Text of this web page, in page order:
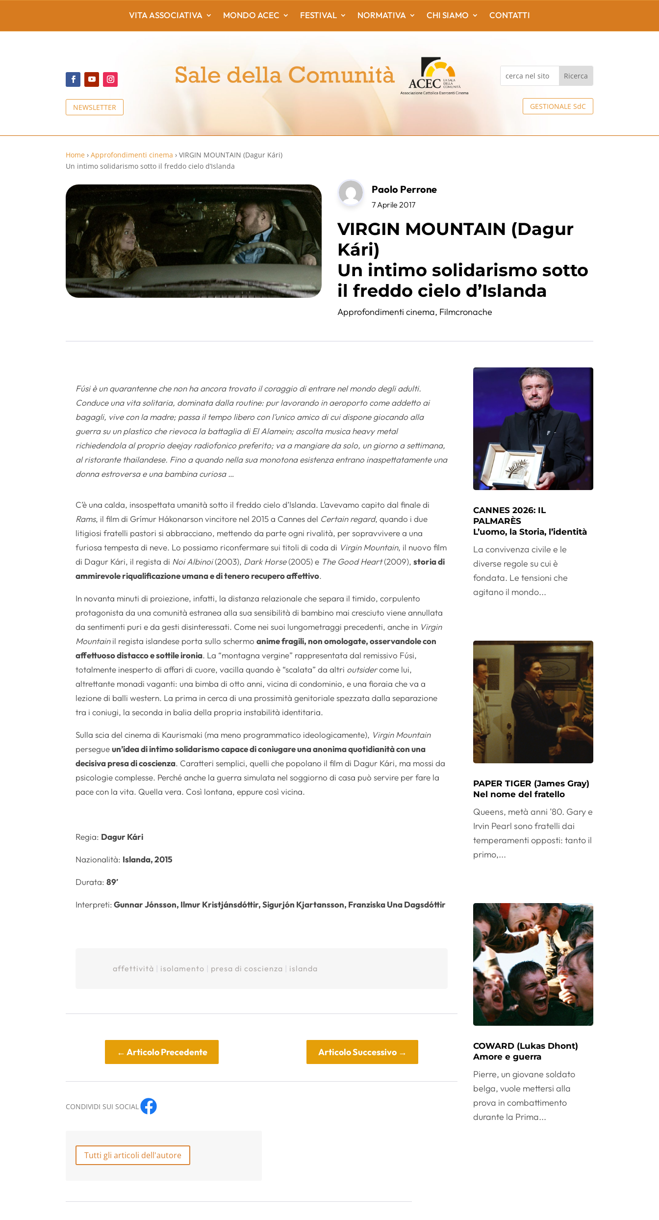
NEWSLETTER GESTIONALE SdC
VITA ASSOCIATIVA MONDO ACEC FESTIVAL NORMATIVA CHI SIAMO CONTATTI
Home › Approfondimenti cinema › VIRGIN MOUNTAIN (Dagur Kári)
Un intimo solidarismo sotto il freddo cielo d’Islanda
Paolo Perrone
7 Aprile 2017
VIRGIN MOUNTAIN (Dagur
Kári)
Un intimo solidarismo sotto
il freddo cielo d’Islanda
Approfondimenti cinema, Filmcronache
Fúsi è un quarantenne che non ha ancora trovato il coraggio di entrare nel mondo degli adulti.
Conduce una vita solitaria, dominata dalla routine: pur lavorando in aeroporto come addetto ai
bagagli, vive con la madre; passa il tempo libero con l’unico amico di cui dispone giocando alla
guerra su un plastico che rievoca la battaglia di El Alamein; ascolta musica heavy metal
richiedendola al proprio deejay radiofonico preferito; va a mangiare da solo, un giorno a settimana,
al ristorante thailandese. Fino a quando nella sua monotona esistenza entrano inaspettatamente una
donna estroversa e una bambina curiosa …
C’è una calda, insospettata umanità sotto il freddo cielo d’Islanda. L’avevamo capito dal finale di
Rams, il film di Grímur Hákonarson vincitore nel 2015 a Cannes del Certain regard, quando i due
litigiosi fratelli pastori si abbracciano, mettendo da parte ogni rivalità, per sopravvivere a una
furiosa tempesta di neve. Lo possiamo riconfermare sui titoli di coda di Virgin Mountain, il nuovo film
di Dagur Kári, il regista di Noi Albinoi(2003), Dark Horse(2005) e The Good Heart(2009),storia di
ammirevole riqualificazione umana e di tenero recupero affettivo.
In novanta minuti di proiezione, infatti, la distanza relazionale che separa il timido, corpulento
protagonista da una comunità estranea alla sua sensibilità di bambino mai cresciuto viene annullata
da sentimenti puri e da gesti disinteressati. Come nei suoi lungometraggi precedenti, anche in Virgin
Mountainil regista islandese porta sullo schermoanime fragili, non omologate, osservandole con
affettuoso distacco e sottile ironia. La “montagna vergine” rappresentata dal remissivo Fúsi,
totalmente inesperto di affari di cuore, vacilla quando è “scalata” da altri outsidercome lui,
altrettante monadi vaganti: una bimba di otto anni, vicina di condominio, e una fioraia che va a
lezione di balli western. La prima in cerca di una prossimità genitoriale spezzata dalla separazione
tra i coniugi, la seconda in balia della propria instabilità identitaria.
Sulla scia del cinema di Kaurismaki (ma meno programmatico ideologicamente), Virgin Mountain
persegueun’idea di intimo solidarismo capace di coniugare una anonima quotidianità con una
decisiva presa di coscienza. Caratteri semplici, quelli che popolano il film di Dagur Kári, ma mossi da
psicologie complesse. Perché anche la guerra simulata nel soggiorno di casa può servire per fare la
pace con la vita. Quella vera. Così lontana, eppure così vicina.
Regia: Dagur Kári
Nazionalità: Islanda, 2015
Durata:89′
Interpreti:Gunnar Jónsson, Ilmur Kristjánsdóttir, Sigurjón Kjartansson, Franziska Una Dagsdóttir
affettività isolamento presa di coscienza islanda
← Articolo Precedente Articolo Successivo→
CONDIVIDI SUI SOCIAL
Tutti gli articoli dell'autore
CANNES 2026: IL
PALMARÈS
L’uomo, la Storia, l’identità
La convivenza civile e le
diverse regole su cui è
fondata. Le tensioni che
agitano il mondo...
PAPER TIGER (James Gray)
Nel nome del fratello
Queens, metà anni ’80. Gary e
Irvin Pearl sono fratelli dai
temperamenti opposti: tanto il
primo,...
COWARD (Lukas Dhont)
Amore e guerra
Pierre, un giovane soldato
belga, vuole mettersi alla
prova in combattimento
durante la Prima...